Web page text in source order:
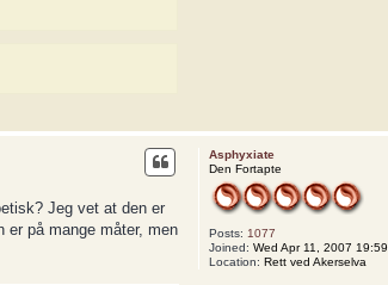
Asphyxiate
Den Fortapte
Posts: 1077
Joined: Wed Apr 11, 2007 19:59
Location: Rett ved Akerselva
Jeg vet at den er
på mange måter, men